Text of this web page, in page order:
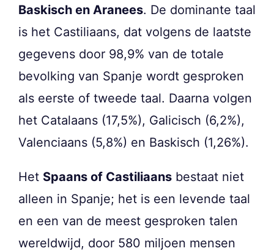
Baskisch en Aranees. De dominante taal
is het Castiliaans, dat volgens de laatste
gegevens door 98,9% van de totale
bevolking van Spanje wordt gesproken
als eerste of tweede taal. Daarna volgen
het Catalaans (17,5%), Galicisch (6,2%),
Valenciaans (5,8%) en Baskisch (1,26%).
Het Spaans of Castiliaans bestaat niet
alleen in Spanje; het is een levende taal
en een van de meest gesproken talen
wereldwijd, door 580 miljoen mensen